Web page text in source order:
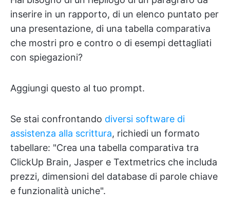
inserire in un rapporto, di un elenco puntato per
una presentazione, di una tabella comparativa
che mostri pro e contro o di esempi dettagliati
con spiegazioni?
Aggiungi questo al tuo prompt.
Se stai confrontando diversi software di
assistenza alla scrittura, richiedi un formato
tabellare: "Crea una tabella comparativa tra
ClickUp Brain, Jasper e Textmetrics che includa
prezzi, dimensioni del database di parole chiave
e funzionalità uniche".